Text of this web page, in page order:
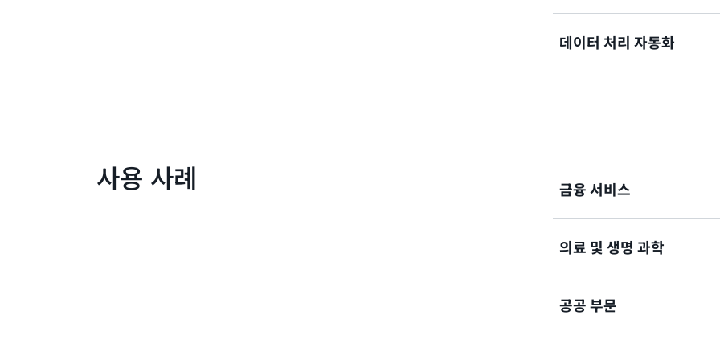
문서 처리 파이프라인을 스
데이터 처리 자동화
사용 사례 금융 서비스
다양한 재무 형식에서 모기
의료 및 생명 과학
환자 등록서, 보험 청구서
공공 부문